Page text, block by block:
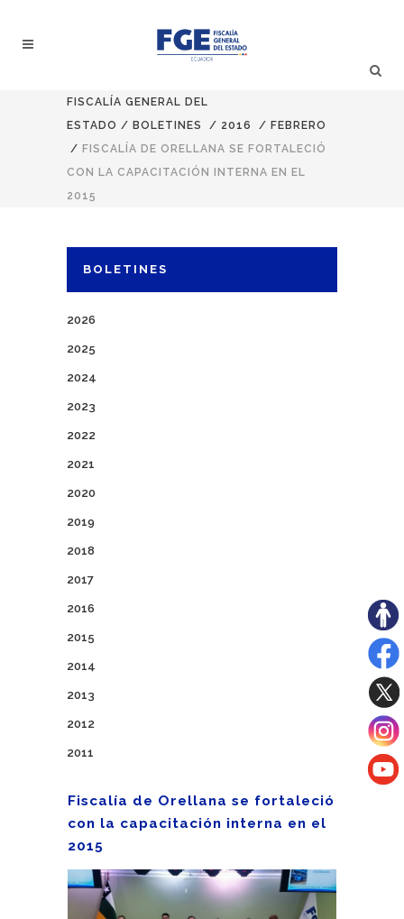
FISCALÍA GENERAL DEL
ESTADO / BOLETINES / 2016 / FEBRERO
/ FISCALÍA DE ORELLANA SE FORTALECIÓ
CON LA CAPACITACIÓN INTERNA EN EL
2015
BOLETINES
2026
2025
2024
2023
2022
2021
2020
2019
2018
2017
2016
2015
2014
2013
2012
2011
Fiscalía de Orellana se fortaleció
con la capacitación interna en el
2015